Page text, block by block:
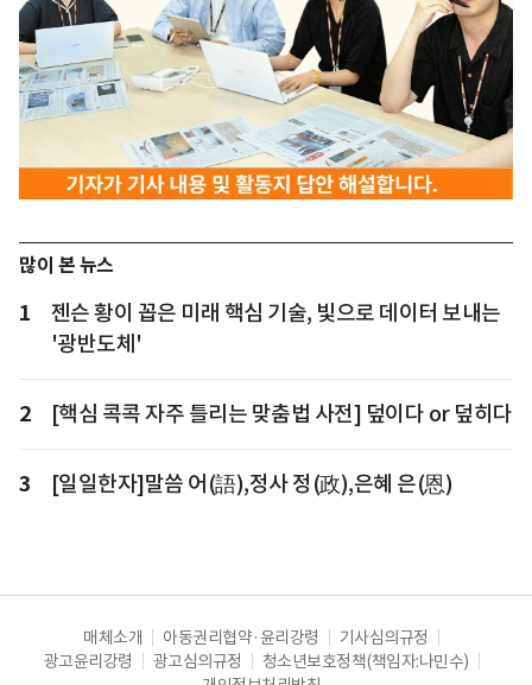
많이 본 뉴스
1
젠슨 황이 꼽은 미래 핵심 기술, 빛으로 데이터 보내는
'광반도체'
2 [핵심 콕콕 자주 틀리는 맞춤법 사전] 덮이다 or 덮히다
3 [일일한자]말씀 어(語),정사 정(政),은혜 은(恩)
매체소개 아동권리협약·윤리강령
기사심의규정
광고윤리강령
광고심의규정
청소년보호정책(책임자:나민수)